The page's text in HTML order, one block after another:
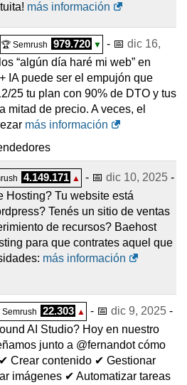
más información
🏆 Semrush 979.720 ▼ - 📅 dic 16,
“algún día haré mi web” en
IA puede ser el empujón que
25 tu plan con 90% de DTO y tus
mitad de precio. A veces, el
más información
4.149.171 ▲ - 📅 dic 10, 2025 -
Hosting? Tu website está
Tenés un sitio de ventas
de recursos? Baehost
para que contrates aquel que
más información
Semrush 22.303 ▲ - 📅 dic 9, 2025 -
AI Studio? Hoy en nuestro
junto a @fernandot cómo
Crear contenido ✔ Gestionar
imágenes ✔ Automatizar tareas